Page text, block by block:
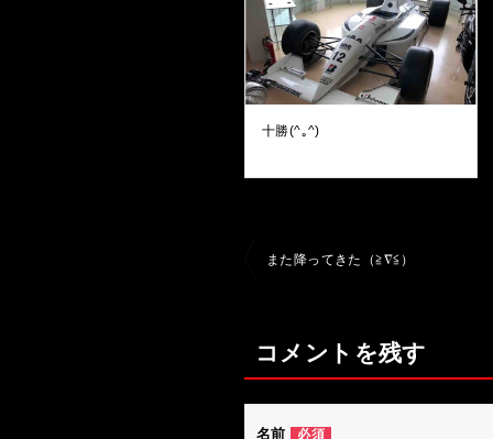
十勝(^｡^)
ビ
ー
また降ってきた（≧∇≦）
コメントを残す
名前 必須